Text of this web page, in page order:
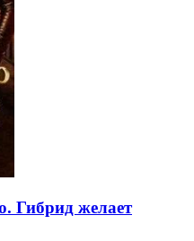
Гибрид желает